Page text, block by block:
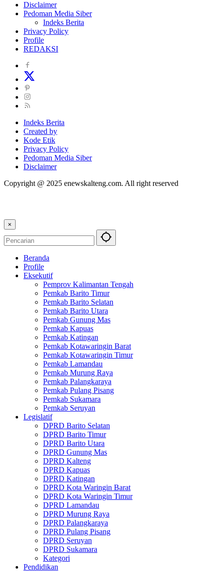
Disclaimer
Pedoman Media Siber
Indeks Berita
Privacy Policy
Profile
REDAKSI
Indeks Berita
Created by
Kode Etik
Privacy Policy
Pedoman Media Siber
Disclaimer
Copyright @ 2025 enewskalteng.com. All right reserved
×
Beranda
Profile
Eksekutif
Pemprov Kalimantan Tengah
Pemkab Barito Timur
Pemkab Barito Selatan
Pemkab Barito Utara
Pemkab Gunung Mas
Pemkab Kapuas
Pemkab Katingan
Pemkab Kotawaringin Barat
Pemkab Kotawaringin Timur
Pemkab Lamandau
Pemkab Murung Raya
Pemkab Palangkaraya
Pemkab Pulang Pisang
Pemkab Sukamara
Pemkab Seruyan
Legislatif
DPRD Barito Selatan
DPRD Barito Timur
DPRD Barito Utara
DPRD Gunung Mas
DPRD Kalteng
DPRD Kapuas
DPRD Katingan
DPRD Kota Waringin Barat
DPRD Kota Waringin Timur
DPRD Lamandau
DPRD Murung Raya
DPRD Palangkaraya
DPRD Pulang Pisang
DPRD Seruyan
DPRD Sukamara
Kategori
Pendidikan